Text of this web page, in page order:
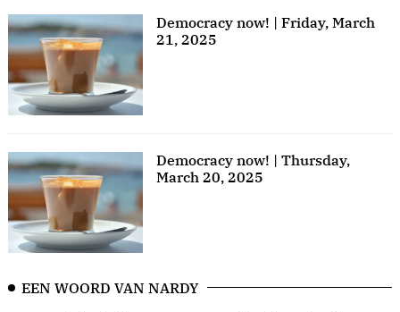
Democracy now! | Friday, March
21, 2025
Democracy now! | Thursday,
March 20, 2025
EEN WOORD VAN NARDY